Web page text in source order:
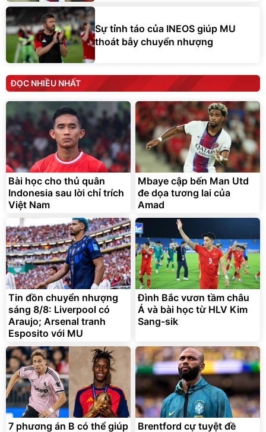
Sự tỉnh táo của INEOS giúp MU
thoát bẫy chuyển nhượng
ĐỌC NHIỀU NHẤT
Bài học cho thủ quân
Indonesia sau lời chỉ trích
Việt Nam
Mbaye cập bến Man Utd
đe dọa tương lai của
Amad
Tin đồn chuyển nhượng
sáng 8/8: Liverpool có
Araujo; Arsenal tranh
Esposito với MU
Đình Bắc vươn tầm châu
Á và bài học từ HLV Kim
Sang-sik
7 phương án B có thể giúp
Brentford cự tuyệt đề